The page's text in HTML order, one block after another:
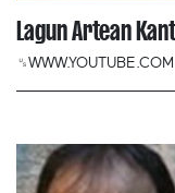
Lagun Artean
␟WWW.YOUTUBE.COM